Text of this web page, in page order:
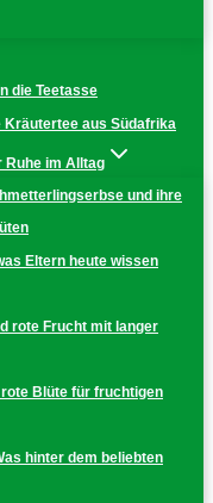
die Teetasse
Kräutertee aus Südafrika
Ruhe im Alltag
und ihre
Eltern heute wissen
rote Frucht mit langer
Blüte für fruchtigen
hinter dem beliebten